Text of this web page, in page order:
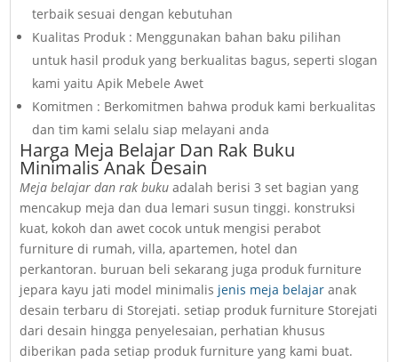
terbaik sesuai dengan kebutuhan
Kualitas Produk : Menggunakan bahan baku pilihan
untuk hasil produk yang berkualitas bagus, seperti slogan
kami yaitu Apik Mebele Awet
Komitmen : Berkomitmen bahwa produk kami berkualitas
dan tim kami selalu siap melayani anda
Harga Meja Belajar Dan Rak Buku
Minimalis Anak Desain
Meja belajar dan rak buku adalah berisi 3 set bagian yang
mencakup meja dan dua lemari susun tinggi. konstruksi
kuat, kokoh dan awet cocok untuk mengisi perabot
furniture di rumah, villa, apartemen, hotel dan
perkantoran. buruan beli sekarang juga produk furniture
jepara kayu jati model minimalis jenis meja belajar anak
desain terbaru di Storejati. setiap produk furniture Storejati
dari desain hingga penyelesaian, perhatian khusus
diberikan pada setiap produk furniture yang kami buat.